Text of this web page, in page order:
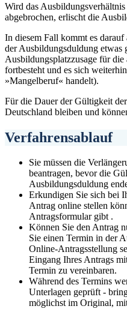
Wird das
abgebrochen, erlischt die
In diesem Fall kommt es
der Ausbildungsduldung etwas
Ausbildungsplatzzusage für
fortbesteht und es sich
»Mangelberuf« handelt).
Für die Dauer der Gültigkeit
Deutschland bleiben und
Verfahrensablauf
Sie müssen die
beantragen, bevor die
Ausbildungsduldung
Erkundigen Sie sich bei
Antrag online stellen
Antragsformular gibt .
Können Sie den Antrag
Sie einen Termin in der
Online-Antragsstellung
Eingang Ihres Antrags
Termin zu vereinbaren.
Während des Termins
Unterlagen geprüft -
möglichst im Original,